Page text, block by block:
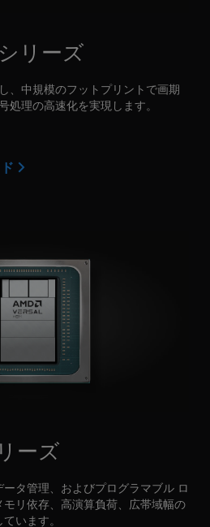
リーズ
、中規模のフットプリントで画期
処理の高速化を実現します。
ーズ
タ管理、およびプログラマブル ロ
リ依存、高演算負荷、広帯域幅の
います。